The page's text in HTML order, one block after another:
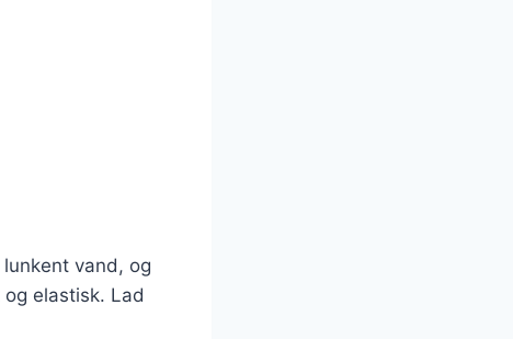
vand, og
elastisk. Lad